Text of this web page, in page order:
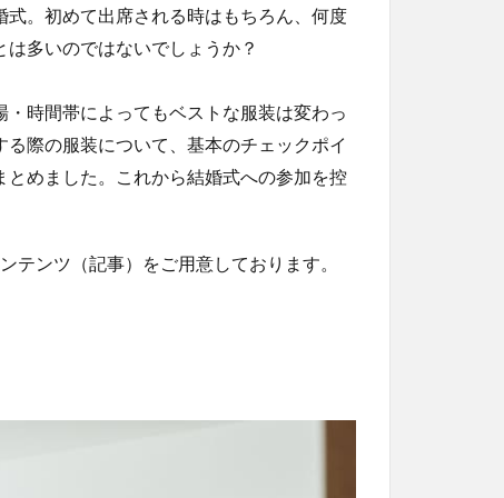
。初めて出席される時はもちろん、何度
多いのではないでしょうか？
時間帯によってもベストな服装は変わっ
際の服装について、基本のチェックポイ
めました。これから結婚式への参加を控
テンツ（記事）をご用意しております。